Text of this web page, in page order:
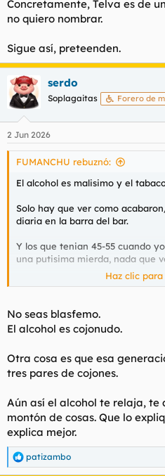
Ni las modelos de pasarela ni
¿Mujeres menopáusicas de
iconos de la industria cultural de
o divas de la música?
Ciertamente, Telva está dirigida
desquiciadas al verse deformes
momificación, a quien tratan de
estafa cosmética, no es
bands de tupés, motos y
anticonceptivos...
Concretamente, Telva es de
no quiero nombrar.
Sigue así, preteenden.
serdo
Soplagaitas Forero de
2 Jun 2026
FUMANCHU rebuznó:
El alcohol es malisimo y el
Solo hay que ver como
diaria en la barra del bar.
Y los que tenian 45-55 cuando
una putisima mierda, nada que
A la generacion de mis viejos
Haz clic
No seas blasfemo.
El alcohol es cojonudo.
Otra cosa es que esa
tres pares de cojones.
Aún así el alcohol te relaja, te
montón de cosas. Que lo
explica mejor.
R
e
patizambo